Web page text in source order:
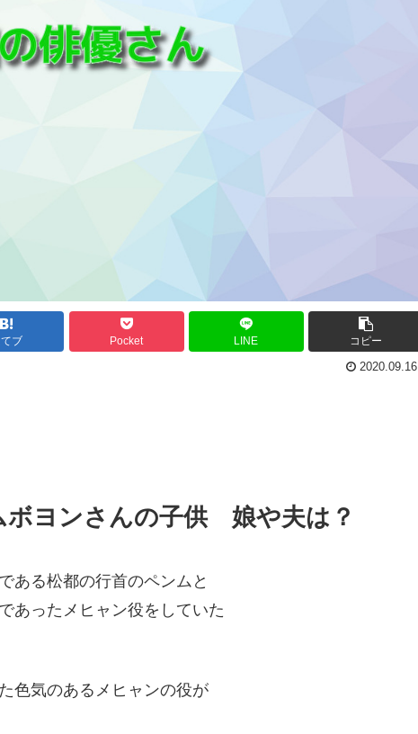
ブ Pocket LINE コピー
2020.09.16
ボヨンさんの子供 娘や夫は？
ある松都の行首のペンムと
あったメヒャン役をしていた
色気のあるメヒャンの役が